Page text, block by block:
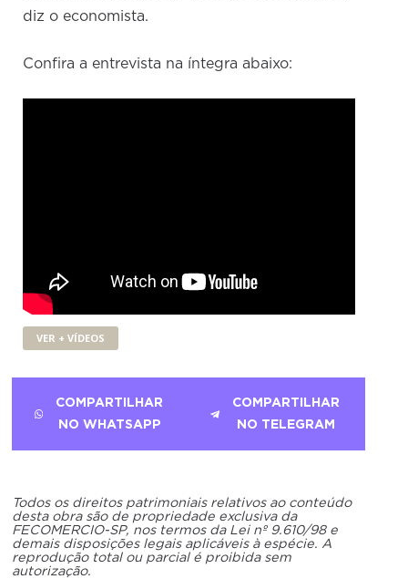
diz o economista.
Confira a entrevista na íntegra abaixo:
VER + VÍDEOS
COMPARTILHAR
NO WHATSAPP
COMPARTILHAR
NO TELEGRAM
Todos os direitos patrimoniais relativos ao conteúdo
desta obra são de propriedade exclusiva da
FECOMERCIO-SP, nos termos da Lei nº 9.610/98 e
demais disposições legais aplicáveis à espécie. A
reprodução total ou parcial é proibida sem
autorização.